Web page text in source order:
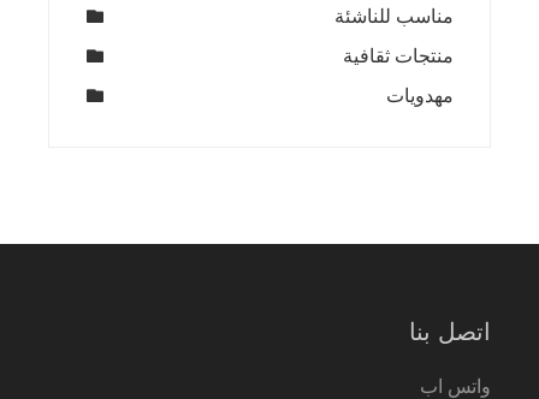
مناسب للناشئة
منتجات ثقافية
مهدويات
اتصل بنا
واتس اب